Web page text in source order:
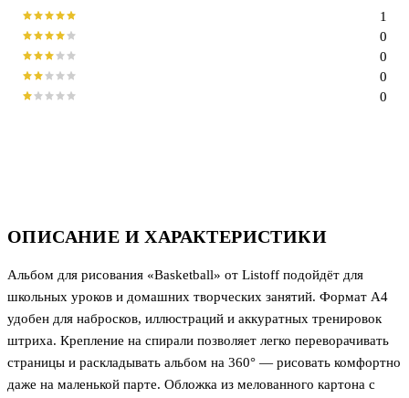
ОПИСАНИЕ И ХАРАКТЕРИСТИКИ
Альбом для рисования «Basketball» от Listoff подойдёт для
школьных уроков и домашних творческих занятий. Формат А4
удобен для набросков, иллюстраций и аккуратных тренировок
штриха. Крепление на спирали позволяет легко переворачивать
страницы и раскладывать альбом на 360° — рисовать комфортно
даже на маленькой парте. Обложка из мелованного картона с
0
0
0
0
1